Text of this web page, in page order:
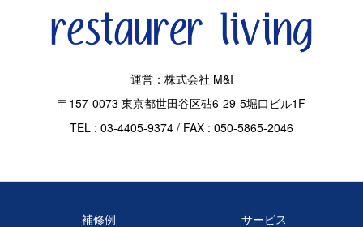
運営：株式会社 M&I
〒157-0073 東京都世田谷区砧6-29-5堀口ビル1F
TEL : 03-4405-9374 / FAX : 050-5865-2046
補修例 サービス